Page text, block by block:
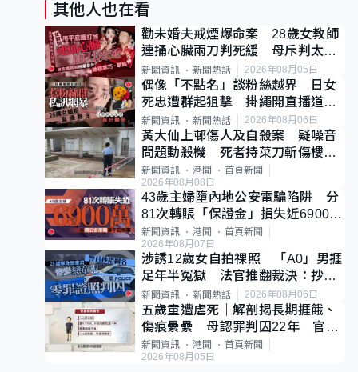
其他人也在看
勸未婚夫戒煙爆命案 28歲女教師
連捅心臟兩刀判死緩 母斥判太重
已上訴
新聞資訊 新聞熱話 2026年08月05日
偶像「不點名」談粉絲越界 日女
死忠遭群起狙擊 掛繩開直播道歉
後輕生
新聞資訊 新聞熱話 2026年08月06日
黃大仙上邨傷人及自殺案 疑噪音
問題動殺機 死者持菜刀斬傷樓上
鄰居後墮斃
新聞資訊 港聞
首頁新聞
2026年08月08日
43歲主婦墮內地公安電騙陷阱 分
81次轉賬「保證金」損失近6900萬
元
新聞資訊 港聞
首頁新聞
2026年08月07日
涉誘12歲女自拍祼照 「A0」男捱
足年半冤獄 法官推翻裁決：抄錯
標點
新聞資訊 新聞熱話 2026年08月06日
五歲童遭虐死｜解剖揭長期捱餓、
傷痕纍纍 母認罪判囚22年 官斥
冷血：同類案最惡劣
新聞資訊 港聞
首頁新聞
2026年08月05日